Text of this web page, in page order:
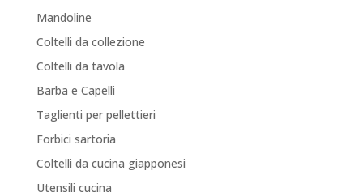
Mandoline
Coltelli da collezione
Coltelli da tavola
Barba e Capelli
Taglienti per pellettieri
Forbici sartoria
Coltelli da cucina giapponesi
Utensili cucina